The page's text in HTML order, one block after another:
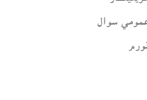
عمومي سوال